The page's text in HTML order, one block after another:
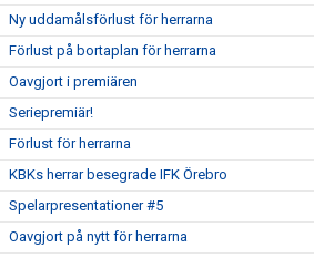
Ny uddamålsförlust för herrarna
Förlust på bortaplan för herrarna
Oavgjort i premiären
Seriepremiär!
Förlust för herrarna
KBKs herrar besegrade IFK Örebro
Spelarpresentationer #5
Oavgjort på nytt för herrarna